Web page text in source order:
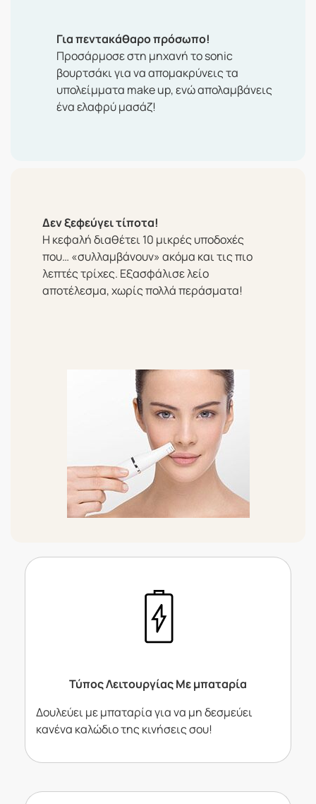
Για πεντακάθαρο πρόσωπο!
Προσάρμοσε στη μηχανή το sonic
βουρτσάκι για να απομακρύνεις τα
υπολείμματα make up, ενώ απολαμβάνεις
ένα ελαφρύ μασάζ!
Δεν ξεφεύγει τίποτα!
Η κεφαλή διαθέτει 10 μικρές υποδοχές
που… «συλλαμβάνουν» ακόμα και τις πιο
λεπτές τρίχες. Εξασφάλισε λείο
αποτέλεσμα, χωρίς πολλά περάσματα!
Τύπος Λειτουργίας Με μπαταρία
Δουλεύει με μπαταρία για να μη δεσμεύει
κανένα καλώδιο της κινήσεις σου!